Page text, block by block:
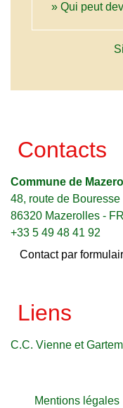
Qui peut
Contacts
Commune de
48, route de Bouresse
86320 Mazerolles -
+33 5 49 48 41 92
Contact par
Liens
C.C. Vienne et
Mentions légales